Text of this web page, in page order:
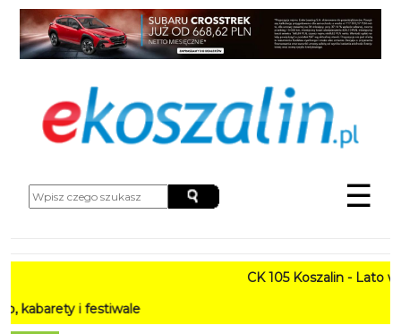
☰
CK 105 Koszalin - Lato w
i festiwale